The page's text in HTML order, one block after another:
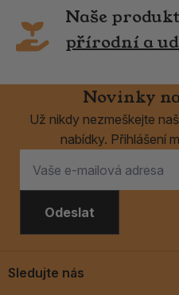
Naše
přírodní a
Novinky
Už nikdy nezmeškejte
nabídky. Přihlášení
Odeslat
Sledujte nás